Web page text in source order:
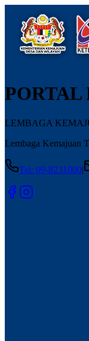
PORTAL
LEMBAGA
Lembaga Kemajuan
Tel: 09-8231000|